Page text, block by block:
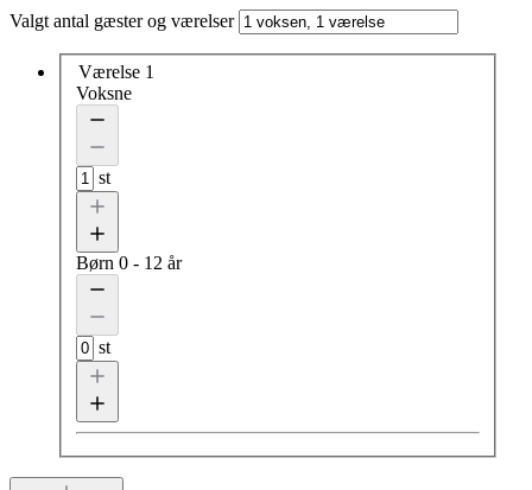
Valgt antal gæster og værelser
Værelse 1
Voksne
st
Børn 0 - 12 år
st